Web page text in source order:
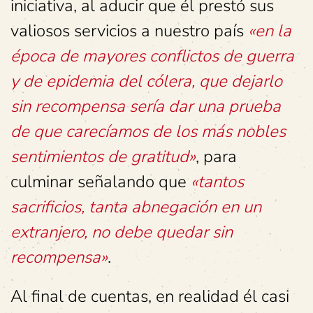
iniciativa, al aducir que él prestó sus
valiosos servicios a nuestro país «en la
época de mayores conflictos de guerra
y de epidemia del cólera, que dejarlo
sin recompensa sería dar una prueba
de que carecíamos de los más nobles
sentimientos de gratitud», para
culminar señalando que «tantos
sacrificios, tanta abnegación en un
extranjero, no debe quedar sin
recompensa».
Al final de cuentas, en realidad él casi